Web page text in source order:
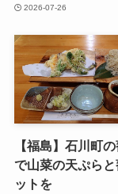
2026-07-26
【福島】石川町
で山菜の天ぷら
ットを